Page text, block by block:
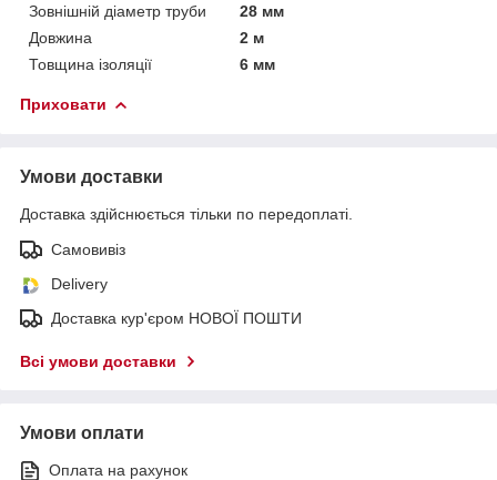
Зовнішній діаметр труби
28 мм
Довжина
2 м
Товщина ізоляції
6 мм
Приховати
Умови доставки
Доставка здійснюється тільки по передоплаті.
Самовивіз
Delivery
Доставка кур'єром НОВОЇ ПОШТИ
Всі умови доставки
Умови оплати
Оплата на рахунок